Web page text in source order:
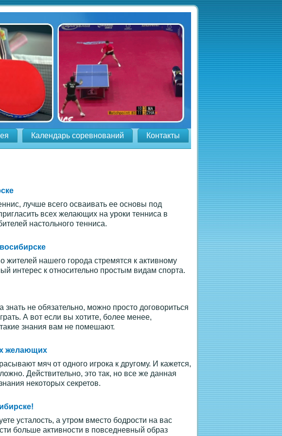
Календарь соревнований Контакты
лучше всего осваивать ее основы под
всех желающих на уроки тенниса в
настольного тенниса.
нашего города стремятся к активному
интерес к относительно простым видам спорта.
не обязательно, можно просто договориться
А вот если вы хотите, более менее,
знания вам не помешают.
желающих
мяч от одного игрока к другому. И кажется,
Действительно, это так, но все же данная
некоторых секретов.
усталость, а утром вместо бодрости на вас
больше активности в повседневный образ